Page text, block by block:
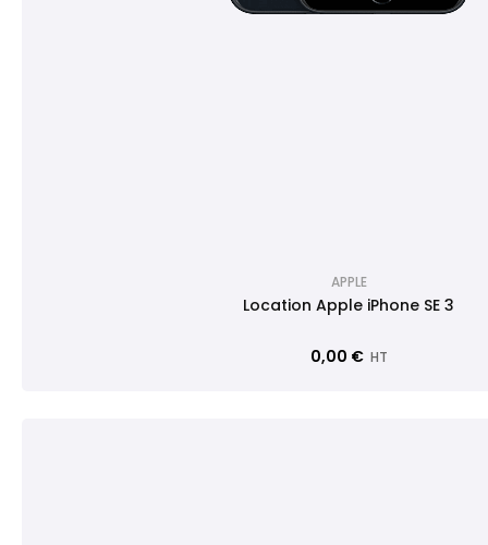
APPLE
Location Apple iPhone SE 3
0,00 € HT